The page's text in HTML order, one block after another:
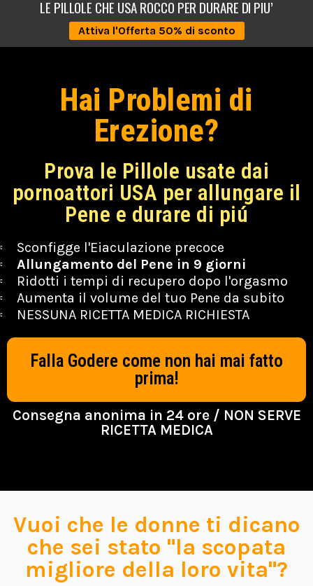
LE PILLOLE CHE USA ROCCO PER DURARE DI PIU’
Attiva l'Offerta 50% di sconto
Hai Problemi di
Erezione?
Prova le Pillole usate dai
pornoattori USA per allungare il
Pene e durare di piú
Sconfigge l'Eiaculazione precoce
Allungamento del Pene in 9 giorni
Ridotti i tempi di recupero dopo l'orgasmo
Aumenta il volume del tuo Pene da subito
NESSUNA RICETTA MEDICA RICHIESTA
Falla Godere come non hai mai fatto
prima!
Consegna anonima in 24 ore / NON SERVE
RICETTA MEDICA
Vuoi che le donne ti dicano
che sei stato "la scopata
migliore della loro vita"?